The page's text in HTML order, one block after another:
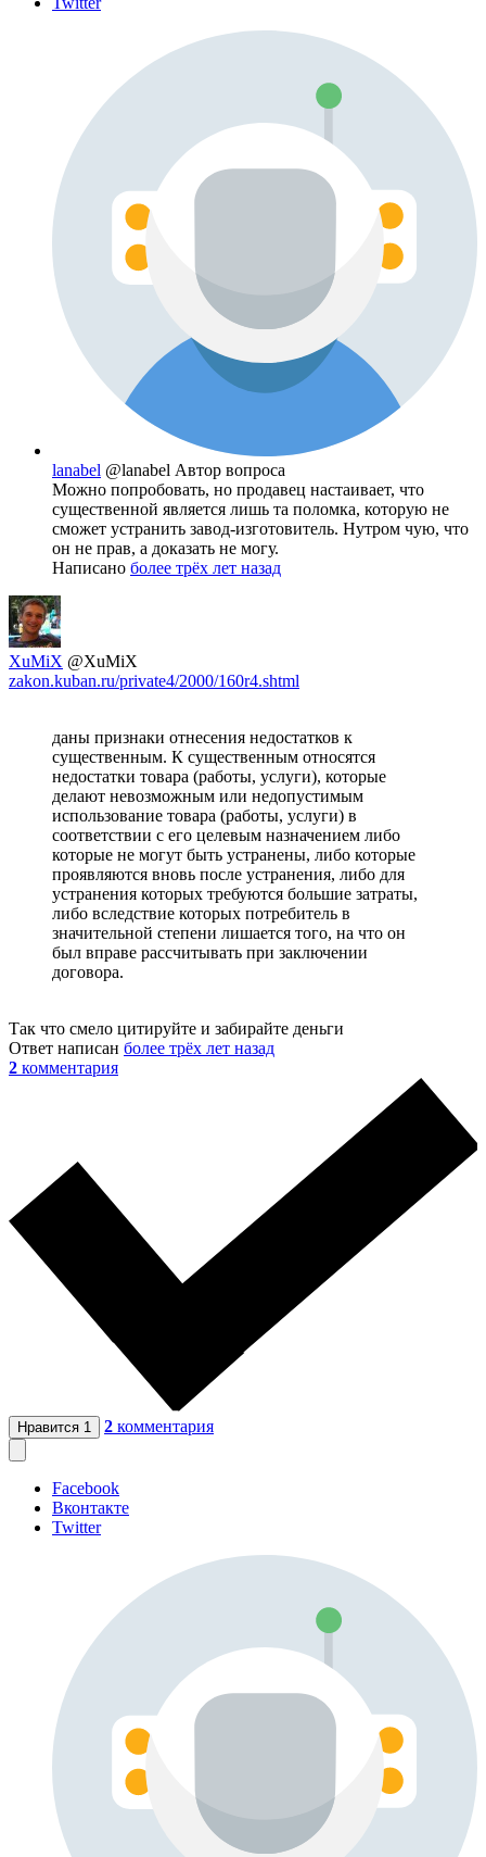
lanabel @lanabel Автор вопроса
Можно попробовать, но продавец настаивает, что
существенной является лишь та поломка, которую не
сможет устранить завод-изготовитель. Нутром чую, что
он не прав, а доказать не могу.
Написано более трёх лет назад
XuMiX @XuMiX
zakon.kuban.ru/private4/2000/160r4.shtml
даны признаки отнесения недостатков к
существенным. К существенным относятся
недостатки товара (работы, услуги), которые
делают невозможным или недопустимым
использование товара (работы, услуги) в
соответствии с его целевым назначением либо
которые не могут быть устранены, либо которые
проявляются вновь после устранения, либо для
устранения которых требуются большие затраты,
либо вследствие которых потребитель в
значительной степени лишается того, на что он
был вправе рассчитывать при заключении
договора.
Так что смело цитируйте и забирайте деньги
Ответ написан более трёх лет назад
2 комментария
Нравится 1 2 комментария
Facebook
Вконтакте
Twitter